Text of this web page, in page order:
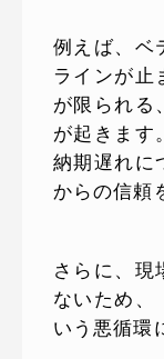
例えば、ベ
ラインが止
が限られる
が起きます
納期遅れに
からの信頼
さらに、現
ないため、
いう悪循環